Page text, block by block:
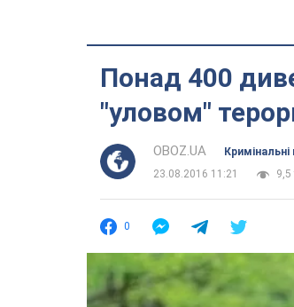
Понад 400
"уловом"
OBOZ.UA
23.08.2016 11:21
9,5
0